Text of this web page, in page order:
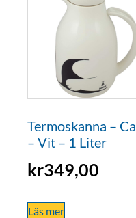
Termoskanna –
– Vit – 1 Liter
kr349,00
Läs mer